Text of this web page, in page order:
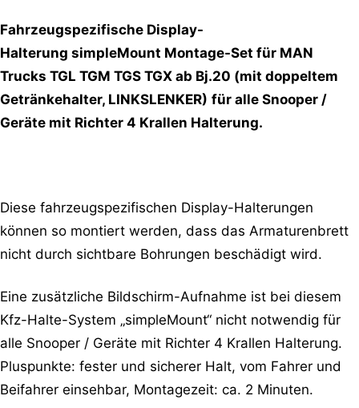
Fahrzeugspezifische Display-
Halterung simpleMount Montage-Set für MAN
Trucks TGL TGM TGS TGX ab Bj.20 (mit doppeltem
Getränkehalter, LINKSLENKER) für alle Snooper /
Geräte mit Richter 4 Krallen Halterung.
Diese fahrzeugspezifischen Display-Halterungen
können so montiert werden, dass das Armaturenbrett
nicht durch sichtbare Bohrungen beschädigt wird.
Eine zusätzliche Bildschirm-Aufnahme ist bei diesem
Kfz-Halte-System „simpleMount“ nicht notwendig für
alle Snooper / Geräte mit Richter 4 Krallen Halterung.
Pluspunkte: fester und sicherer Halt, vom Fahrer und
Beifahrer einsehbar, Montagezeit: ca. 2 Minuten.